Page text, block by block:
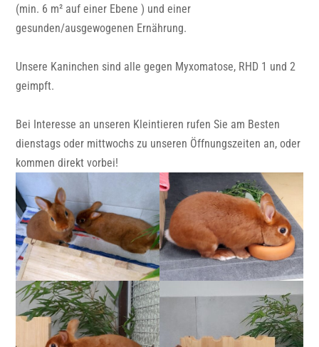
(min. 6 m² auf einer Ebene ) und einer
gesunden/ausgewogenen Ernährung.
Unsere Kaninchen sind alle gegen Myxomatose, RHD 1 und 2
geimpft.
Bei Interesse an unseren Kleintieren rufen Sie am Besten
dienstags oder mittwochs zu unseren Öffnungszeiten an, oder
kommen direkt vorbei!